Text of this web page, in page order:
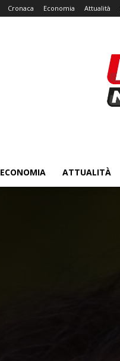
Cronaca Economia Attualità
ECONOMIA ATTUALITÀ